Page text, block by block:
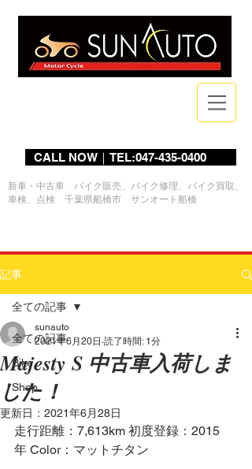
CALL NOW｜TEL:047-435-0400
新車・中古車 バイク販売、バイク修理、バイク買取、
車検、点検 千葉県船橋市 サンオート船橋
記事
全ての記事
Bike
Shop
全ての記事
Majesty S 中古車入荷しま
した！
sunauto
2021年6月20日 読了時間: 1分
更新日： 2021年6月28日
走行距離：7,613km 初度登録：2015
年 Color：マットチタン